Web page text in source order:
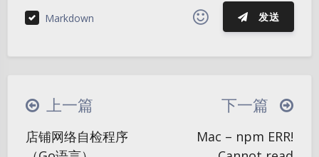
暗黑模式
Markdown 发送
|´・ω・)ノ ヾ(≧∇≦*)ゝ
(☆ω☆)
∠( ᐛ 」∠)＿
୧(๑•̀⌄•́๑)૭
(ノ°ο°)ノ
上一篇
店铺网络自检程序
下一篇
Mac – npm ERR!